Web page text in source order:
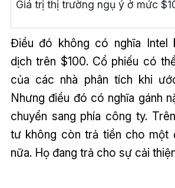
Giá trị thị trường ngụ ý ở mức
Điều đó không có nghĩa Intel
dịch trên $100. Cổ phiếu có
của các nhà phân tích khi
Nhưng điều đó có nghĩa gánh
chuyển sang phía công ty.
tư không còn trả tiền cho một
nữa. Họ đang trả cho sự cải